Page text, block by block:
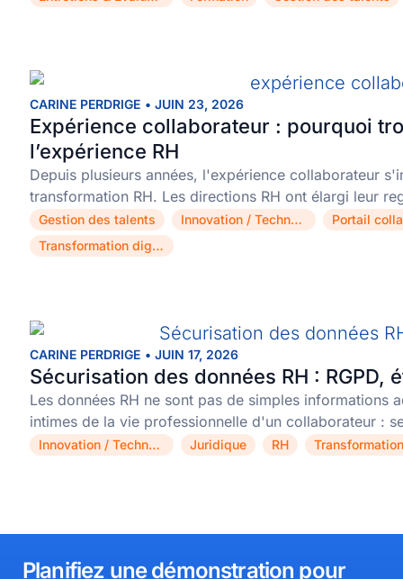
CARINE PERDRIGE • JUIN 23, 2026
Expérience collaborateur : pourquoi
l’expérience RH
Depuis plusieurs années, l'expérience collaborateur
transformation RH. Les directions RH ont élargi leur
Gestion des talents , Innovation / Technologie ,
Portail
Transformation digitale
CARINE PERDRIGE • JUIN 17, 2026
Sécurisation des données RH : RGPD,
Les données RH ne sont pas de simples informations
intimes de la vie professionnelle d'un collaborateur :
Innovation / Technologie , Juridique , RH ,
Planifiez une démonstration pour